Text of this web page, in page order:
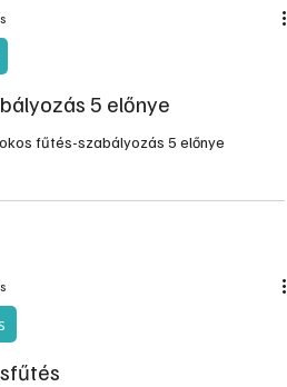
5 előnye
fűtés-szabályozás 5 előnye